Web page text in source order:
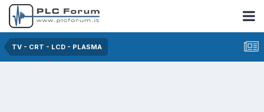
TV - CRT - LCD - PLASMA